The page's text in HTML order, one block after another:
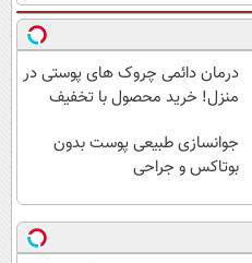
درمان دائمی چروک های پوستی در
منزل! خرید محصول با تخفیف
جوانسازی طبیعی پوست بدون
بوتاکس و جراحی